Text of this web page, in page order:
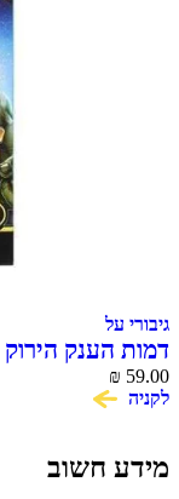
גיבורי על
WAR סדרת Titan Hero
₪ 59.00
לקניה
מידע חשוב